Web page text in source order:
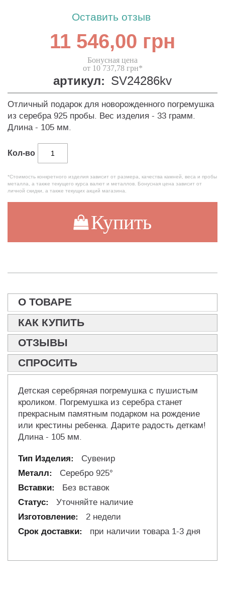
Оставить отзыв
11 546,00 грн
Бонусная цена
от 10 737,78 грн*
артикул: SV24286kv
Отличный подарок для новорожденного погремушка
из серебра 925 пробы. Вес изделия - 33 грамм.
Длина - 105 мм.
Кол-во
*Стоимость конкретного изделия зависит от размера, качества камней, веса и пробы
металла, а также текущего курса валют и металлов. Бонусная цена зависит от
личной скидки, а также текущих акций магазина.
Купить
О ТОВАРЕ
КАК КУПИТЬ
ОТЗЫВЫ
СПРОСИТЬ
Детская серебряная погремушка с пушистым
кроликом. Погремушка из серебра станет
прекрасным памятным подарком на рождение
или крестины ребенка. Дарите радость деткам!
Длина - 105 мм.
Сувенир
Серебро 925°
Без вставок
Уточняйте наличие
2 недели
при наличии товара 1-3 дня